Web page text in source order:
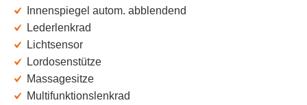
Innenspiegel autom. abblendend
Lederlenkrad
Lichtsensor
Lordosenstütze
Massagesitze
Multifunktionslenkrad